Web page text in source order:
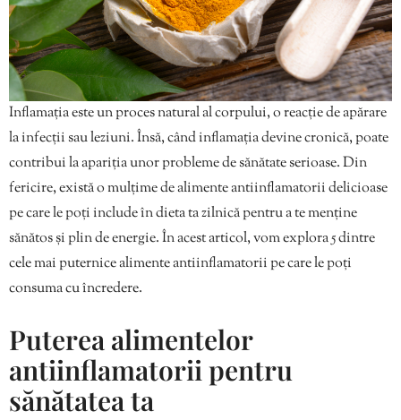
Inflamația este un proces natural al corpului, o reacție de apărare
la infecții sau leziuni. Însă, când inflamația devine cronică, poate
contribui la apariția unor probleme de sănătate serioase. Din
fericire, există o mulțime de alimente antiinflamatorii delicioase
pe care le poți include în dieta ta zilnică pentru a te menține
sănătos și plin de energie. În acest articol, vom explora 5 dintre
cele mai puternice alimente antiinflamatorii pe care le poți
consuma cu încredere.
Puterea alimentelor
antiinflamatorii pentru
sănătatea ta